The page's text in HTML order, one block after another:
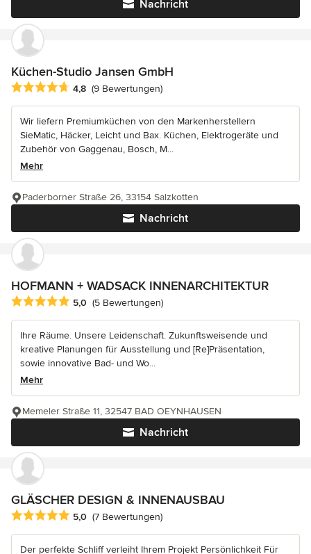
Nachricht
Küchen-Studio Jansen GmbH
Durchschnittliche Bewertung: 4.8 von 5 Sternen
4,8 (9 Bewertungen)
Wir liefern Premiumküchen von den Markenherstellern
SieMatic, Häcker, Leicht und Bax. Küchen, Elektrogeräte und
Zubehör von Gaggenau, Bosch, M...
Mehr
Nachricht
Paderborner Straße 26, 33154 Salzkotten
HOFMANN + WADSACK INNENARCHITEKTUR
Durchschnittliche Bewertung: 5 von 5 Sternen
5,0 (5 Bewertungen)
Ihre Räume. Unsere Leidenschaft. Zukunftsweisende und
kreative Planungen für Ausstellung und [Re]Präsentation,
sowie innovative Bad- und Wo...
Mehr
Nachricht
Memeler Straße 11, 32547 BAD OEYNHAUSEN
GLÄSCHER DESIGN & INNENAUSBAU
Durchschnittliche Bewertung: 5 von 5 Sternen
5,0 (7 Bewertungen)
Der perfekte Schliff verleiht Ihrem Projekt Persönlichkeit Für